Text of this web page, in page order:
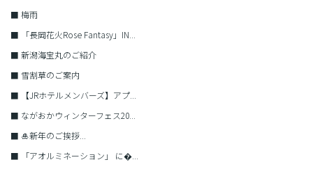
■ 梅雨
■
「長岡花火Rose Fantasy」IN...
■ 新潟海宝丸のご紹介
■ 雪割草のご案内
■
【JRホテルメンバーズ】アプ...
■ ながおかウィンターフェス20...
■ 🎍新年のご挨拶...
■
「アオルミネーション」 に�...